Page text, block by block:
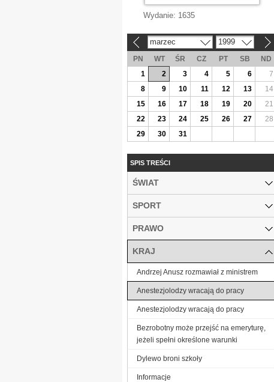
Wydanie: 1635
marzec 1999
PN WT ŚR CZ PT SB
ND
1
2 3 4 5 6
7
8
9 10 11 12 13
14
15
16 17 18 19 20
21
22
23 24 25 26 27
28
29
30 31
SPIS TREŚCI
ŚWIAT
SPORT
PRAWO
KRAJ
Andrzej Anusz rozmawiał z ministrem
Anestezjolodzy wracają do pracy
Anestezjolodzy wracają do pracy
Bezrobotny może przejść na emeryturę,
jeżeli spełni określone warunki
Dylewo broni szkoły
Informacje